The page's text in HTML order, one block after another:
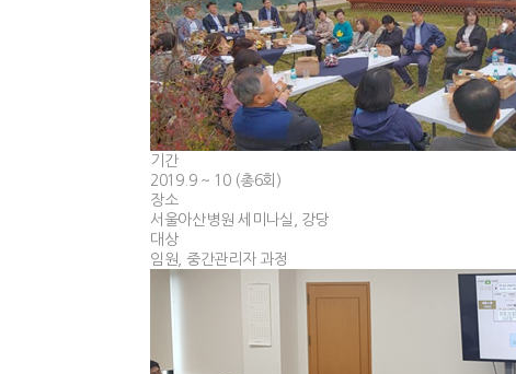
기간
2019.9 ~ 10 (총6회)
장소
서울아산병원 세미나실, 강당
대상
임원, 중간관리자 과정